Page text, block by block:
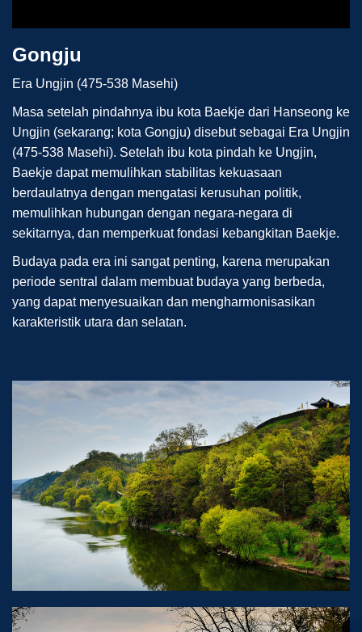
Gongju
Era Ungjin (475-538 Masehi)
Masa setelah pindahnya ibu kota Baekje dari Hanseong ke
Ungjin (sekarang; kota Gongju) disebut sebagai Era Ungjin
(475-538 Masehi). Setelah ibu kota pindah ke Ungjin,
Baekje dapat memulihkan stabilitas kekuasaan
berdaulatnya dengan mengatasi kerusuhan politik,
memulihkan hubungan dengan negara-negara di
sekitarnya, dan memperkuat fondasi kebangkitan Baekje.
Budaya pada era ini sangat penting, karena merupakan
periode sentral dalam membuat budaya yang berbeda,
yang dapat menyesuaikan dan mengharmonisasikan
karakteristik utara dan selatan.